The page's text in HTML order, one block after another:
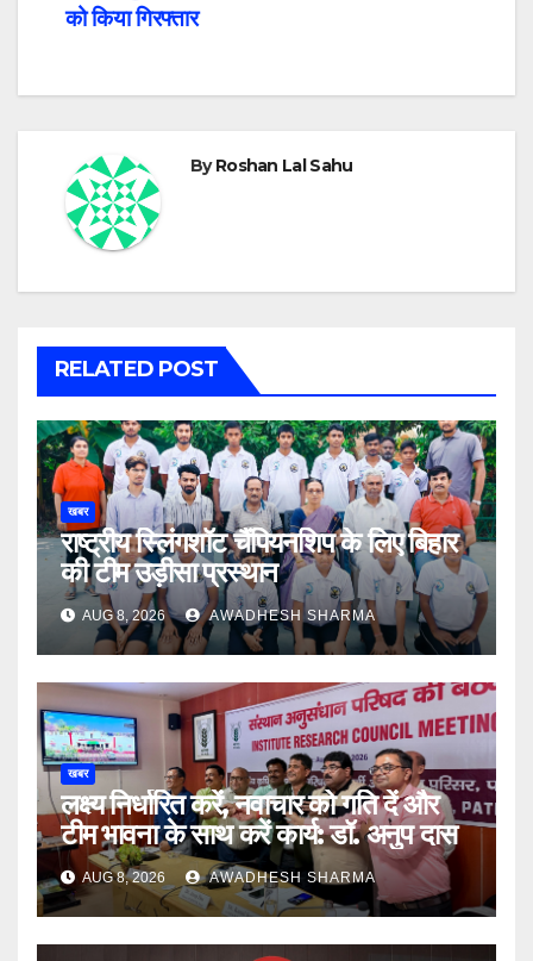
को किया गिरफ्तार
ByRoshan Lal Sahu
RELATED POST
खबर
राष्ट्रीय स्लिंगशॉट चैंपियनशिप के लिए बिहार
की टीम उड़ीसा प्रस्थान
AUG 8, 2026 AWADHESH SHARMA
खबर
लक्ष्य निर्धारित करें, नवाचार को गति दें और
टीम भावना के साथ करें कार्य: डॉ. अनुप दास
AUG 8, 2026 AWADHESH SHARMA